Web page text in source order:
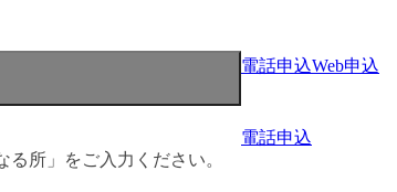
電話申込Web申込
所」をご入力ください。
電話申込